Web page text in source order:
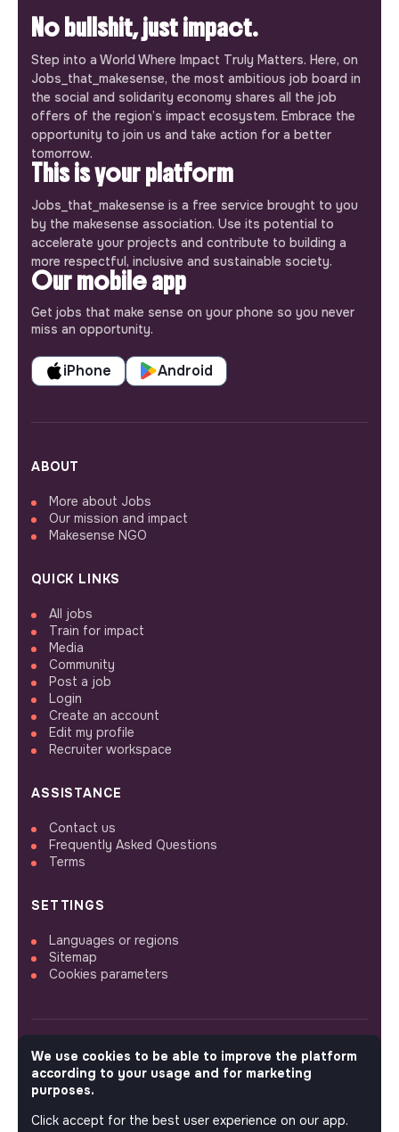
No bullshit, just impact.
Step into a World Where Impact Truly Matters. Here, on
Jobs_that_makesense, the most ambitious job board in
the social and solidarity economy shares all the job
offers of the region’s impact ecosystem. Embrace the
opportunity to join us and take action for a better
tomorrow.
This is your platform
Jobs_that_makesense is a free service brought to you
by the makesense association. Use its potential to
accelerate your projects and contribute to building a
more respectful, inclusive and sustainable society.
Our mobile app
Get jobs that make sense on your phone so you never
miss an opportunity.
iPhone Android
ABOUT
More about Jobs
Our mission and impact
Makesense NGO
QUICK LINKS
All jobs
Train for impact
Media
Community
Post a job
Login
Create an account
Edit my profile
Recruiter workspace
ASSISTANCE
Contact us
Frequently Asked Questions
Terms
SETTINGS
Languages or regions
Sitemap
Cookies parameters
FOLLOW US
We use cookies to be able to improve the platform
according to your usage and for marketing
purposes.
Click accept for the best user experience on our app.